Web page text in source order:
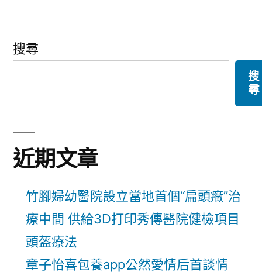
搜尋
搜
尋
近期文章
竹腳婦幼醫院設立當地首個“扁頭癥”治
療中間 供給3D打印秀傳醫院健檢項目
頭盔療法
章子怡喜包養app公然愛情后首談情